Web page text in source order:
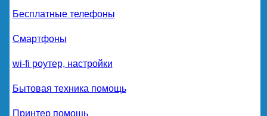
Бесплатные телефоны
Смартфоны
wi-fi роутер, настройки
Бытовая техника помощь
Принтер помощь